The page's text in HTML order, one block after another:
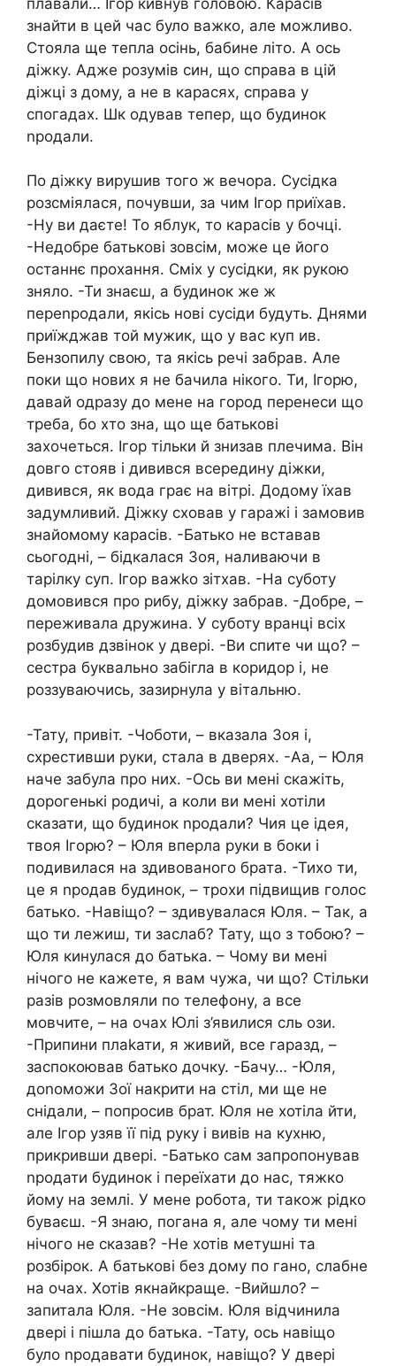
знайти в цей час було важко, але можливо.
Стояла ще тепла осінь, бабине літо. А ось
діжку. Адже розумів син, що справа в цій
діжці з дому, а не в карасях, справа у
спогадах. Шк одував тепер, що будинок
nродали.
По діжку вирушив того ж вечора. Сусідка
розсміялася, почувши, за чим Ігор приїхав.
-Ну ви даєте! То яблук, то карасів у бочці.
-Недобре батькові зовсім, може це його
останнє прохання. Сміх у сусідки, як рукою
зняло. -Ти знаєш, а будинок же ж
переnродали, якісь нові сусіди будуть. Днями
приїжджав той мужик, що у вас куп ив.
Бензопилу свою, та якісь речі забрав. Але
поки що нових я не бачила нікого. Ти, Ігорю,
давай одразу до мене на город перенеси що
треба, бо хто зна, що ще батькові
захочеться. Ігор тільки й знизав плечима. Він
довго стояв і дивився всередину діжки,
дивився, як вода грає на вітрі. Додому їхав
задумливий. Діжку сховав у гаражі і замовив
знайомому карасів. -Батько не вставав
сьогодні, – бідкалася Зоя, наливаючи в
тарілку суп. Ігор важko зітхав. -На суботу
домовився про рибу, діжку забрав. -Добре, –
переживала дружина. У суботу вранці всіх
розбудив дзвінок у двері. -Ви спите чи що? –
сестра буквально забігла в коридор і, не
роззуваючись, зазирнула у вітальню.
-Тату, привіт. -Чоботи, – вказала Зоя і,
схрестивши руки, стала в дверях. -Аа, – Юля
наче забула про них. -Ось ви мені скажіть,
дорогенькі родичі, а коли ви мені хотіли
сказати, що будинок nродали? Чия це ідея,
твоя Ігорю? – Юля вперла руки в боки і
подивилася на здивованого брата. -Тихо ти,
це я nродав будинок, – трохи підвищив голос
батько. -Навіщо? – здивувалася Юля. – Так, а
що ти лежиш, ти заслаб? Тату, що з тобою? –
Юля кинулася до батька. – Чому ви мені
нічого не кажете, я вам чужа, чи що? Стільки
разів розмовляли по телефону, а все
мовчите, – на очах Юлі з’явилися сль ози.
-Припини плаkати, я живий, все гаразд, –
заспокоював батько дочку. -Бачу… -Юля,
доnoможи Зої накрити на стіл, ми ще не
снідали, – попросив брат. Юля не хотіла йти,
але Ігор узяв її під руку і вивів на кухню,
прикривши двері. -Батько сам запропонував
nродати будинок і переїхати до нас, тяжко
йому на землі. У мене робота, ти також рідко
буваєш. -Я знаю, погана я, але чому ти мені
нічого не сказав? -Не хотів метушні та
розбірок. А батькові без дому по гано, слабне
на очах. Хотів якнайкраще. -Вийшло? –
запитала Юля. -Не зовсім. Юля відчинила
двері і пішла до батька. -Тату, ось навіщо
було nродавати будинок, навіщо? У двері